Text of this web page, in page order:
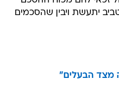
יתעשת ויבין שהסכמים
מצד הבעלים"